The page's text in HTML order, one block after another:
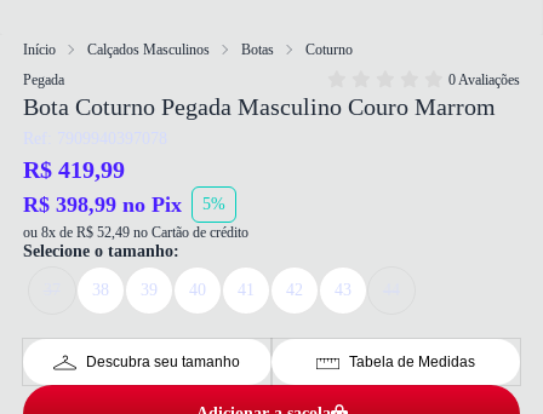
Início Calçados Masculinos Botas
Coturno
Pegada
0 Avaliações
Bota Coturno Pegada Masculino Couro Marrom
Ref: 7909940397078
R$ 419,99
R$ 398,99 no Pix 5%
ou 8x de R$ 52,49 no Cartão de crédito
Selecione o tamanho:
38 39 40 41 42 43
Descubra seu tamanho Tabela de Medidas